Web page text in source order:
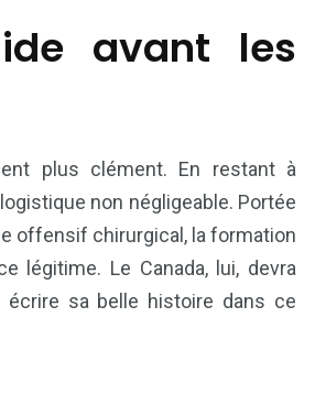
avant les
plus clément. En restant à
non négligeable. Portée
offensif chirurgical, la formation
légitime. Le Canada, lui, devra
sa belle histoire dans ce